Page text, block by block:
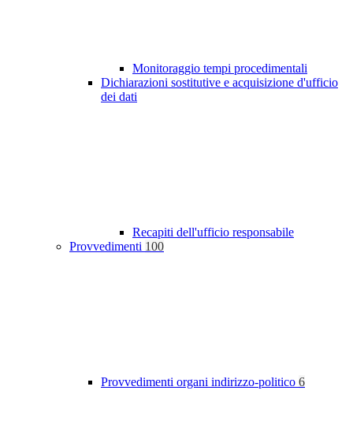
Monitoraggio tempi procedimentali
Dichiarazioni sostitutive e acquisizione d'ufficio
dei dati
Recapiti dell'ufficio responsabile
Provvedimenti 100
Provvedimenti organi indirizzo-politico 6